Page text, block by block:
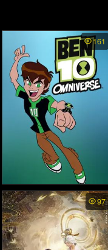
161
Ben 10 Omniverse ss3 พา
กย์ไทย - เบ็นเท็น ออมนิเวอ
ร์ส ภาค3 (2013)
97